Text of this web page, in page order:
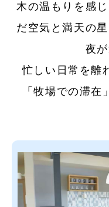
木の温もりを感
だ空気と満天の
夜
忙しい日常を離
「牧場での滞在